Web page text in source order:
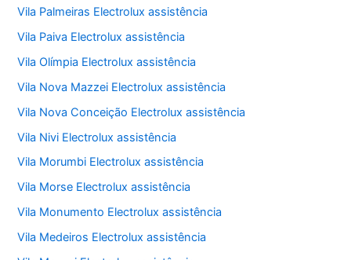
Vila Palmeiras Electrolux assistência
Vila Paiva Electrolux assistência
Vila Olímpia Electrolux assistência
Vila Nova Mazzei Electrolux assistência
Vila Nova Conceição Electrolux assistência
Vila Nivi Electrolux assistência
Vila Morumbi Electrolux assistência
Vila Morse Electrolux assistência
Vila Monumento Electrolux assistência
Vila Medeiros Electrolux assistência